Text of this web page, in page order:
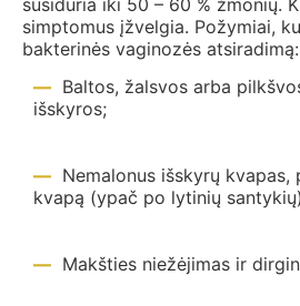
simptomus įžvelgia. Požymiai,
bakterinės vaginozės atsiradimą:
Baltos, žalsvos arba
išskyros;
Nemalonus išskyrų kvapas,
kvapą (ypač po lytinių
Makšties niežėjimas ir